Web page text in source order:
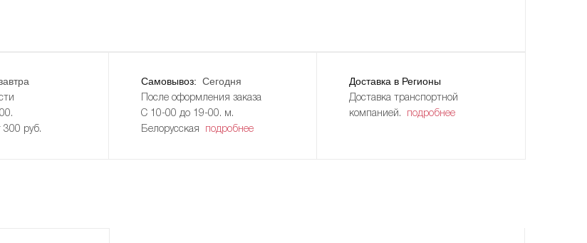
300 руб.
Самовывоз: Сегодня
После оформления заказа
С 10-00 до 19-00. м.
Белорусская
подробнее
Доставка в Регионы
Доставка транспортной
компанией. подробнее